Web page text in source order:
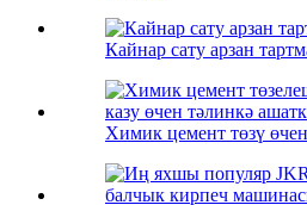
Кайнар сату арзан
Химик цемент төзү